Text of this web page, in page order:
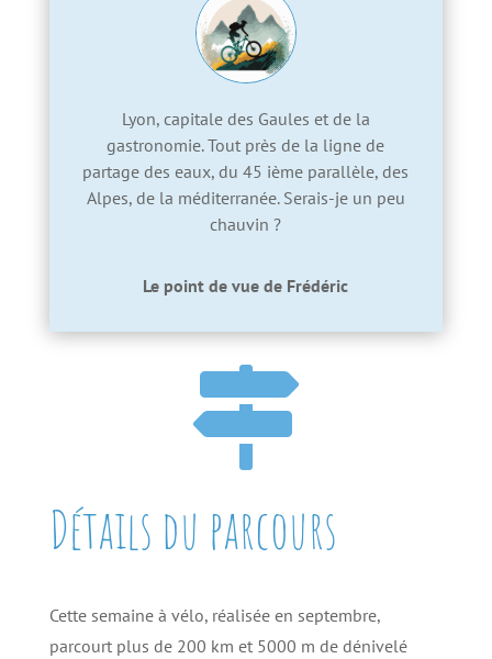
Lyon, capitale des Gaules et de la
gastronomie. Tout près de la ligne de
partage des eaux, du 45 ième parallèle, des
Alpes, de la méditerranée. Serais-je un peu
chauvin ?
Le point de vue de Frédéric

Détails du parcours
Cette semaine à vélo, réalisée en septembre,
parcourt plus de 200 km et 5000 m de dénivelé